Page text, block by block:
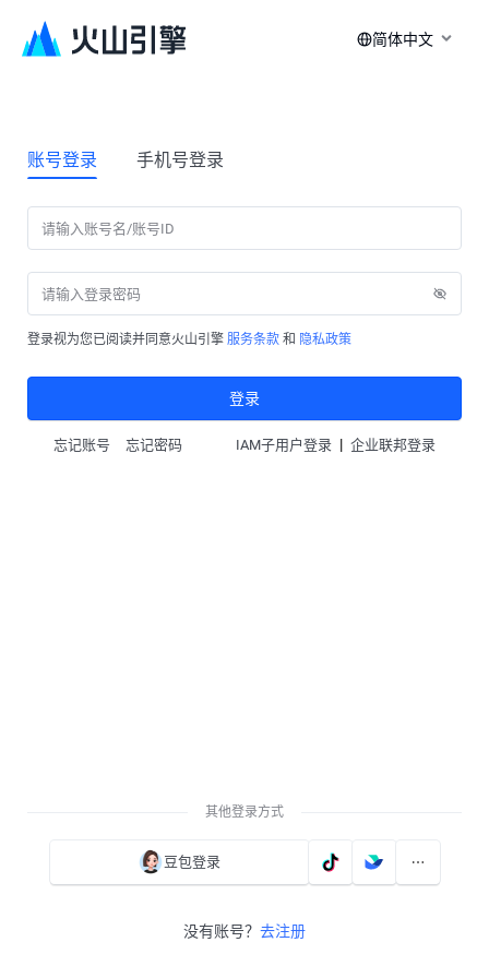
简体中文
账号登录 手机号登录
登录视为您已阅读并同意火山引擎 服务条款 和 隐私政策
登录
忘记账号 忘记密码 IAM子用户登录 | 企业联邦登录
其他登录方式
豆包登录
没有账号？ 去注册